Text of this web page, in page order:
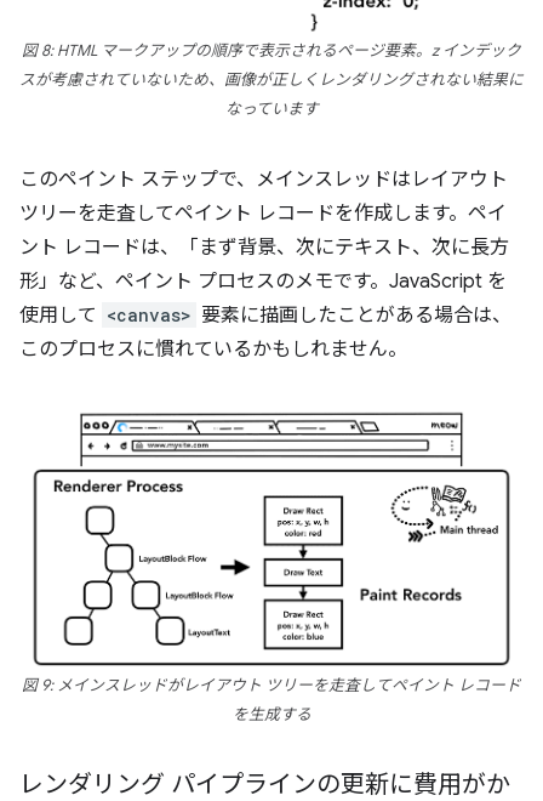
図 8: HTML マークアップの順序で表示されるページ要素。z インデック
スが考慮されていないため、画像が正しくレンダリングされない結果に
なっています
このペイント ステップで、メインスレッドはレイアウト
ツリーを走査してペイント レコードを作成します。ペイ
ント レコードは、「まず背景、次にテキスト、次に長方
形」など、ペイント プロセスのメモです。JavaScript を
使用して <canvas> 要素に描画したことがある場合は、
このプロセスに慣れているかもしれません。
図 9: メインスレッドがレイアウト ツリーを走査してペイント レコード
を生成する
レンダリング パイプラインの更新に費用がか